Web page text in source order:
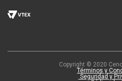
Copyright © 2020
Términos y
Seguridad y